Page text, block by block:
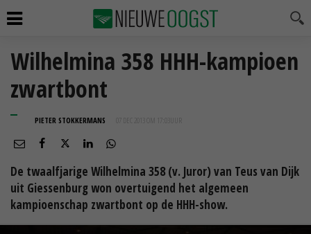
Wilhelmina 358 HHH-kampioen
zwartbont
PIETER STOKKERMANS 07 DEC 2013 OM 17:03
De twaalfjarige Wilhelmina 358 (v. Juror) van Teus van Dijk
uit Giessenburg won overtuigend het algemeen
kampioenschap zwartbont op de HHH-show.